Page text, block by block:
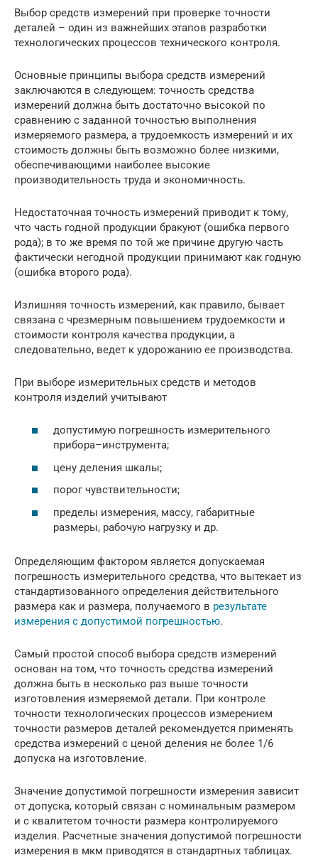
Выбор средств измерений при проверке точности
деталей – один из важнейших этапов разработки
технологических процессов технического контроля.
Основные принципы выбора средств измерений
заключаются в следующем: точность средства
измерений должна быть достаточно высокой по
сравнению с заданной точностью выполнения
измеряемого размера, а трудоемкость измерений и их
стоимость должны быть возможно более низкими,
обеспечивающими наиболее высокие
производительность труда и экономичность.
Недостаточная точность измерений приводит к тому,
что часть годной продукции бракуют (ошибка первого
рода); в то же время по той же причине другую часть
фактически негодной продукции принимают как годную
(ошибка второго рода).
Излишняя точность измерений, как правило, бывает
связана с чрезмерным повышением трудоемкости и
стоимости контроля качества продукции, а
следовательно, ведет к удорожанию ее производства.
При выборе измерительных средств и методов
контроля изделий учитывают
допустимую погрешность измерительного
прибора–инструмента;
цену деления шкалы;
порог чувствительности;
пределы измерения, массу, габаритные
размеры, рабочую нагрузку и др.
Определяющим фактором является допускаемая
погрешность измерительного средства, что вытекает из
стандартизованного определения действительного
размера как и размера, получаемого в результате
измерения с допустимой погрешностью.
Самый простой способ выбора средств измерений
основан на том, что точность средства измерений
должна быть в несколько раз выше точности
изготовления измеряемой детали. При контроле
точности технологических процессов измерением
точности размеров деталей рекомендуется применять
средства измерений с ценой деления не более 1/6
допуска на изготовление.
Значение допустимой погрешности измерения зависит
от допуска, который связан с номинальным размером
и с квалитетом точности размера контролируемого
изделия. Расчетные значения допустимой погрешности
измерения в мкм приводятся в стандартных таблицах.